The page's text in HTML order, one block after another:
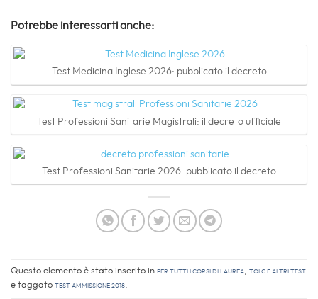
Potrebbe interessarti anche:
Test Medicina Inglese 2026: pubblicato il decreto
Test Professioni Sanitarie Magistrali: il decreto ufficiale
Test Professioni Sanitarie 2026: pubblicato il decreto
Questo elemento è stato inserito in Per tutti i corsi di laurea, TOLC e altri Test
e taggato test ammissione 2018.